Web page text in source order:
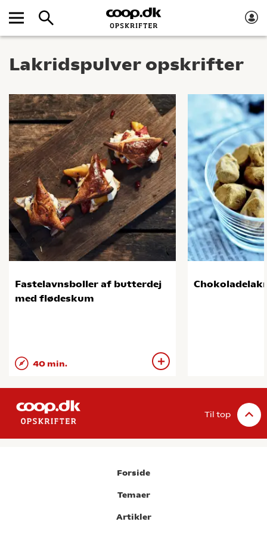
Lakridspulver opskrifter
Fastelavnsboller af butterdej
med flødeskum
40 min.
Til top
Forside
Temaer
Artikler